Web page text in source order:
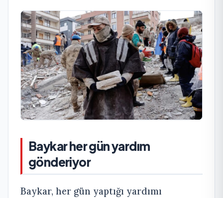
Baykar her gün yardım
gönderiyor
Baykar, her gün yaptığı yardımı